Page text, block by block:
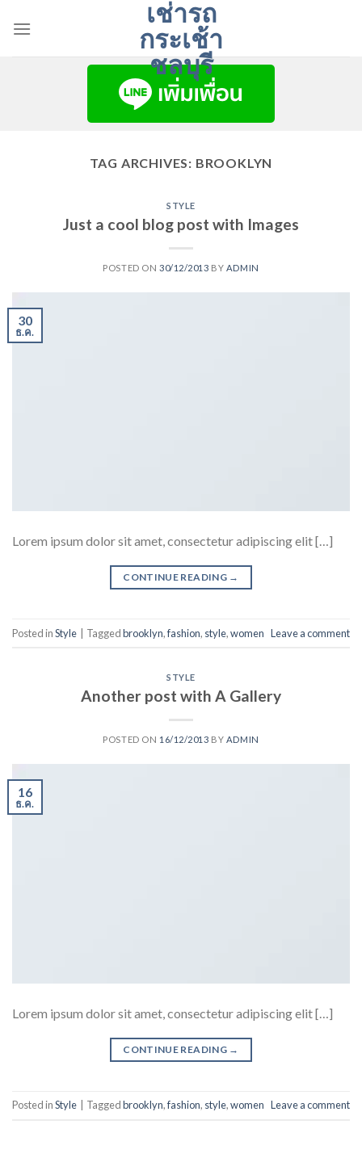
เช่ารถ
กระเช้า
ชลบุรี
TAG ARCHIVES: BROOKLYN
STYLE
Just a cool blog post with Images
POSTED ON 30/12/2013 BY ADMIN
30
ธ.ค.
Lorem ipsum dolor sit amet, consectetur adipiscing elit […]
CONTINUE READING →
Posted inStyle Taggedbrooklyn,fashion, style,women Leave a comment
STYLE
Another post with A Gallery
POSTED ON 16/12/2013 BY ADMIN
16
ธ.ค.
Lorem ipsum dolor sit amet, consectetur adipiscing elit […]
CONTINUE READING →
Posted inStyle Taggedbrooklyn,fashion, style,women Leave a comment